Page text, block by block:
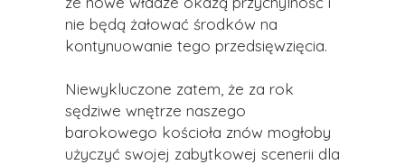
nie będą żałować środków na
kontynuowanie tego przedsięwzięcia.
Niewykluczone zatem, że za rok
sędziwe wnętrze naszego
barokowego kościoła znów mogłoby
użyczyć swojej zabytkowej scenerii dla